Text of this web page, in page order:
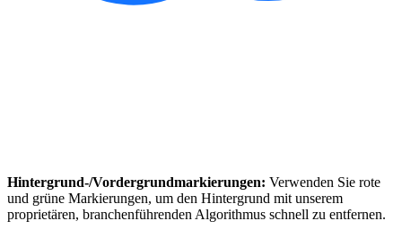
Hintergrund-/Vordergrundmarkierungen: Verwenden Sie rote
und grüne Markierungen, um den Hintergrund mit unserem
proprietären, branchenführenden Algorithmus schnell zu entfernen.